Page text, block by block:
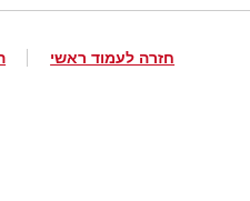
חזרה לעמוד ראשי